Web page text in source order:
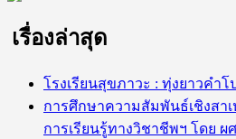
เรื่องล่าสุด
โรงเรียนสุขภาวะ : ทุ่งยาวคำโ
การศึกษาความสัมพันธ์เชิงสา
การเรียนรู้ทางวิชาชีพฯ โดย ผ